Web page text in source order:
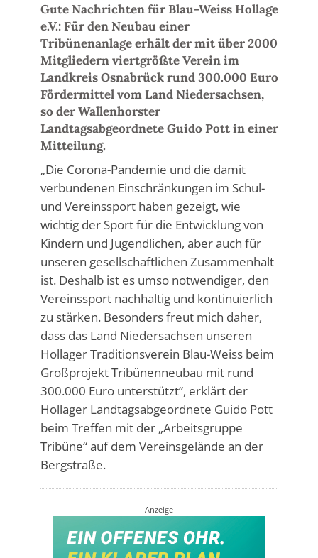
Gute Nachrichten für Blau-Weiss Hollage
e.V.: Für den Neubau einer
Tribünenanlage erhält der mit über 2000
Mitgliedern viertgrößte Verein im
Landkreis Osnabrück rund 300.000 Euro
Fördermittel vom Land Niedersachsen,
so der Wallenhorster
Landtagsabgeordnete Guido Pott in einer
Mitteilung.
„Die Corona-Pandemie und die damit
verbundenen Einschränkungen im Schul-
und Vereinssport haben gezeigt, wie
wichtig der Sport für die Entwicklung von
Kindern und Jugendlichen, aber auch für
unseren gesellschaftlichen Zusammenhalt
ist. Deshalb ist es umso notwendiger, den
Vereinssport nachhaltig und kontinuierlich
zu stärken. Besonders freut mich daher,
dass das Land Niedersachsen unseren
Hollager Traditionsverein Blau-Weiss beim
Großprojekt Tribünenneubau mit rund
300.000 Euro unterstützt“, erklärt der
Hollager Landtagsabgeordnete Guido Pott
beim Treffen mit der „Arbeitsgruppe
Tribüne“ auf dem Vereinsgelände an der
Bergstraße.
Anzeige